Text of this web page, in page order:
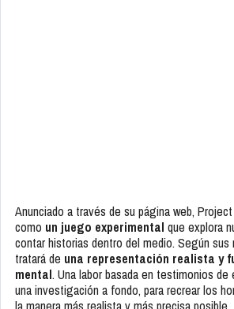
Anunciado a través de su página web,
como un juego experimental que explora
contar historias dentro del medio. Según sus
tratará de una representación realista y
mental. Una labor basada en testimonios
una investigación a fondo, para recrear los